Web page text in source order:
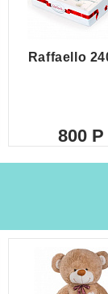
Raffaello
800